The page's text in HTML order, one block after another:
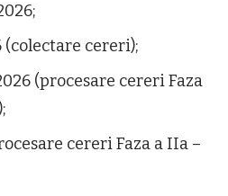
(colectare cereri);
(procesare cereri Faza
cereri Faza a IIa –